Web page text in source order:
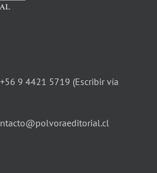
9 4421 5719 (Escribir vía